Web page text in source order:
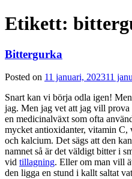
Etikett:
Bittergurka
Posted on 11 januari, 202311
Snart kan vi börja odla igen!
jag. Men jag vet att jag vill
en medicinalväxt som ofta
mycket antioxidanter, vitamin C,
och kalcium. Det sägs att den
namnet så är det väldigt bitter i
vid tillagning. Eller om man vill
den ligga en stund i kallt saltat